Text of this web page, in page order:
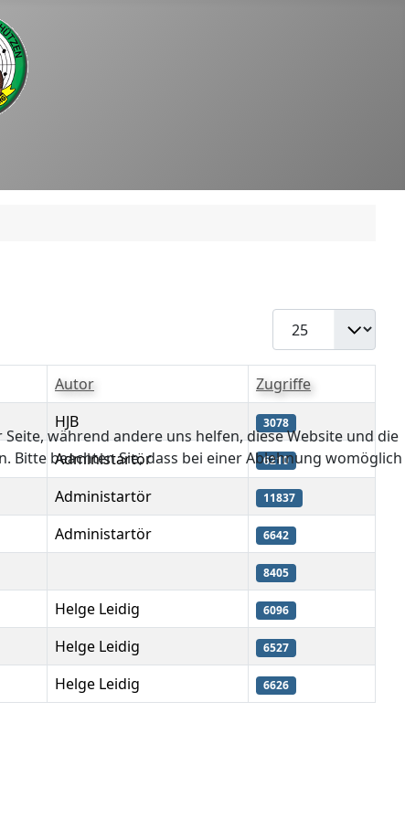
Autor
Zugriffe
HJB 3078
Administartör 6210
Administartör 11837
Administartör 6642
8405
Helge Leidig 6096
Helge Leidig 6527
Helge Leidig 6626
während andere uns helfen, diese Website und die
Bitte beachten Sie, dass bei einer Ablehnung womöglich